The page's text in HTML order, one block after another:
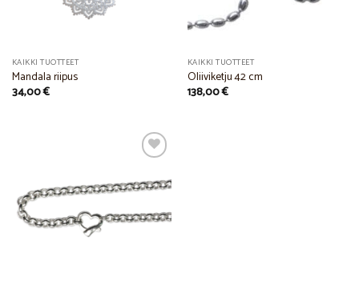
KAIKKI TUOTTEET
Mandala riipus
34,00€
KAIKKI TUOTTEET
Oliiviketju 42 cm
138,00€
Add to